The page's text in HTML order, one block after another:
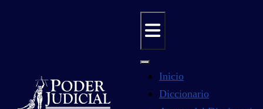
Inicio
Diccionario